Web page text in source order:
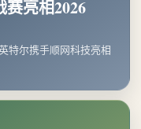
亮相2026